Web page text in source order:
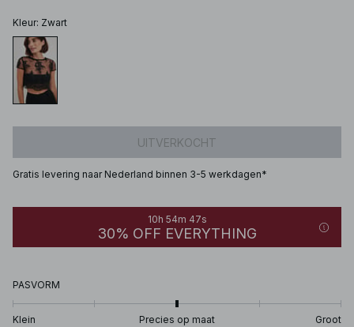
Kleur: Zwart
UITVERKOCHT
Gratis levering naar Nederland binnen 3-5 werkdagen*
10h 54m 47s
30% OFF EVERYTHING
PASVORM
Klein Precies op maat Groot